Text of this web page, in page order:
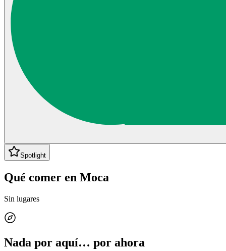
Spotlight
Qué comer en Moca
Sin lugares
Nada por aquí… por ahora